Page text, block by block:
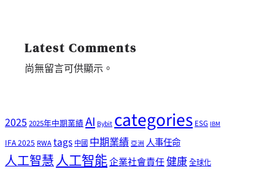
Latest Comments
尚無留言可供顯示。
20252025年中期業績AI Bybitcategories ESG IBM
IFA 2025 RWAtags中國 中期業績 亞洲 人事任命
人工智慧人工智能企業社會責任健康全球化